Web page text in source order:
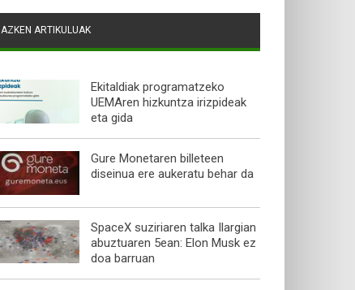
AZKEN ARTIKULUAK
Ekitaldiak programatzeko
UEMAren hizkuntza irizpideak
eta gida
Gure Monetaren billeteen
diseinua ere aukeratu behar da
SpaceX suziriaren talka Ilargian
abuztuaren 5ean: Elon Musk ez
doa barruan